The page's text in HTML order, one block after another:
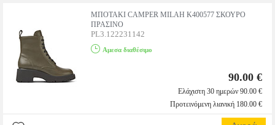
ΜΠΟΤΑΚΙ CAMPER MILAH K400577 ΣΚΟΥΡΟ
ΠΡΑΣΙΝΟ
PL3.122231142
Αμεσα διαθέσιμο
90.00 €
Ελάχιστη 30 ημερών 90.00 €
Προτεινόμενη λιανική 180.00 €